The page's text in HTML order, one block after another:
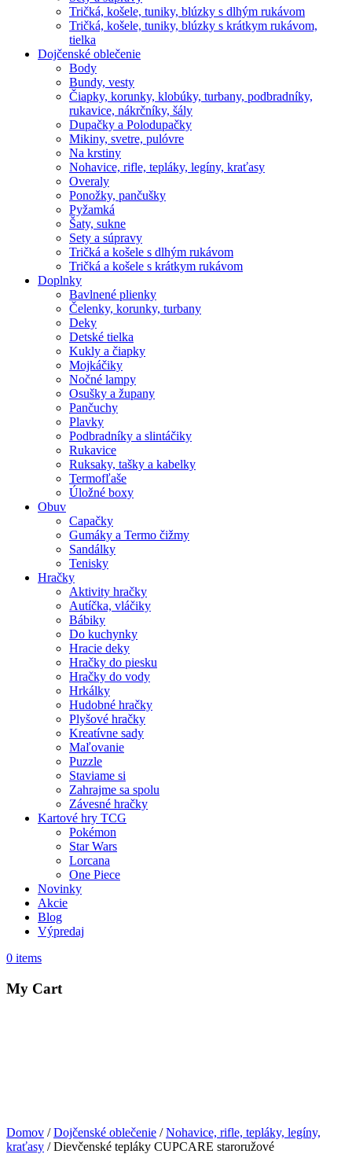
Tričká, košele, tuniky, blúzky s dlhým rukávom
Tričká, košele, tuniky, blúzky s krátkym rukávom,
tielka
Dojčenské oblečenie
Body
Bundy, vesty
Čiapky, korunky, klobúky, turbany, podbradníky,
rukavice, nákrčníky, šály
Dupačky a Polodupačky
Mikiny, svetre, pulóvre
Na krstiny
Nohavice, rifle, tepláky, legíny, kraťasy
Overaly
Ponožky, pančušky
Pyžamká
Šaty, sukne
Sety a súpravy
Tričká a košele s dlhým rukávom
Tričká a košele s krátkym rukávom
Doplnky
Bavlnené plienky
Čelenky, korunky, turbany
Deky
Detské tielka
Kukly a čiapky
Mojkáčiky
Nočné lampy
Osušky a župany
Pančuchy
Plavky
Podbradníky a slintáčiky
Rukavice
Ruksaky, tašky a kabelky
Termofľaše
Úložné boxy
Obuv
Capačky
Gumáky a Termo čižmy
Sandálky
Tenisky
Hračky
Aktivity hračky
Autíčka, vláčiky
Bábiky
Do kuchynky
Hracie deky
Hračky do piesku
Hračky do vody
Hrkálky
Hudobné hračky
Plyšové hračky
Kreatívne sady
Maľovanie
Puzzle
Staviame si
Zahrajme sa spolu
Závesné hračky
Kartové hry TCG
Pokémon
Star Wars
Lorcana
One Piece
Novinky
Akcie
Blog
Výpredaj
0 items
My Cart
Domov /Dojčenské oblečenie /Nohavice, rifle, tepláky, legíny,
kraťasy / Dievčenské tepláky CUPCARE staroružové